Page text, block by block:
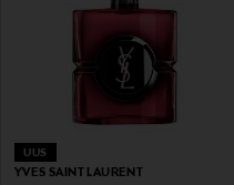
UUS
YVES SAINT LAURENT